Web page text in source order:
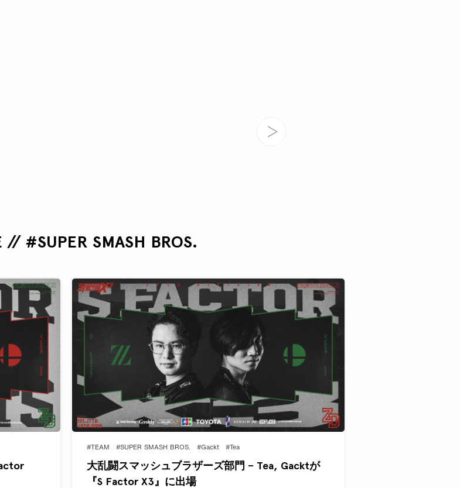
// #SUPER SMASH BROS.
#TEAM #SUPER SMASH BROS. #Gackt #Tea
大乱闘スマッシュブラザーズ部門 – Tea, Gacktが
『S Factor X3』に出場